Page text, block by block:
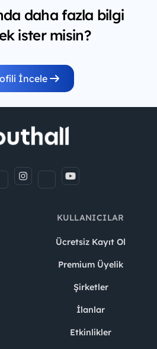
daha fazla bilgi
ister misin?
İncele
KULLANICILAR
Ücretsiz Kayıt Ol
Premium Üyelik
Şirketler
İlanlar
Etkinlikler